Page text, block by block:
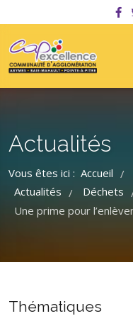
Actualités
Vous êtes ici : Accueil /
Actualités / Déchets
Une prime pour
Thématiques